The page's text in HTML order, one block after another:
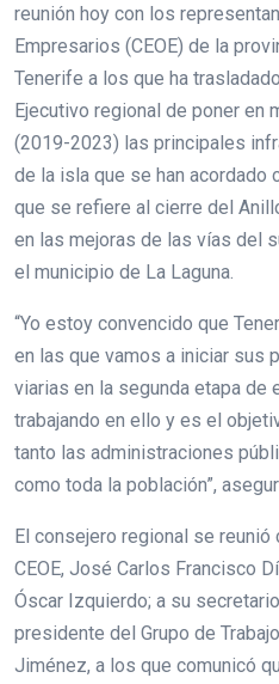
reunión hoy con los
Empresarios (CEOE) de la
Tenerife a los que ha
Ejecutivo regional de poner en
(2019-2023) las principales
de la isla que se han acordado
que se refiere al cierre del
en las mejoras de las vías del
el municipio de La Laguna.
“Yo estoy convencido que
en las que vamos a iniciar sus
viarias en la segunda etapa de
trabajando en ello y es el
tanto las administraciones
como toda la población”,
El consejero regional se
CEOE, José Carlos Francisco
Óscar Izquierdo; a su
presidente del Grupo de
Jiménez, a los que comunicó